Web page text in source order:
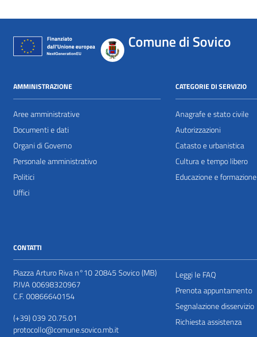
Comune di Sovico
AMMINISTRAZIONE
Aree amministrative
Documenti e dati
Organi di Governo
Personale amministrativo
Politici
Uffici
CATEGORIE DI SERVIZIO
Anagrafe e stato civile
Autorizzazioni
Catasto e urbanistica
Cultura e tempo libero
Educazione e formazione
CONTATTI
Piazza Arturo Riva n°10 20845 Sovico (MB)
P.IVA 00698320967
C.F. 00866640154
(+39) 039 20.75.01
protocollo@comune.sovico.mb.it
Leggi le FAQ
Prenota appuntamento
Segnalazione disservizio
Richiesta assistenza